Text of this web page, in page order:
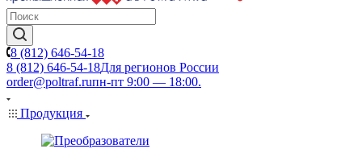
8 (812) 646-54-18
8 (812) 646-54-18Для регионов России
order@poltraf.ruпн-пт 9:00 — 18:00.
Продукция